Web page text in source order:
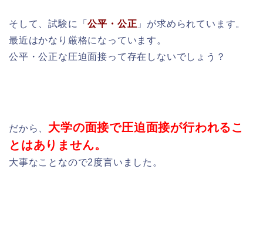
そして、試験に「公平・公正 」が求められています。
最近はかなり厳格になっています。
公平・公正な圧迫面接って存在しないでしょう？
だから、 大学の面接で圧迫面接が行われるこ
とはありません。
大事なことなので2度言いました。